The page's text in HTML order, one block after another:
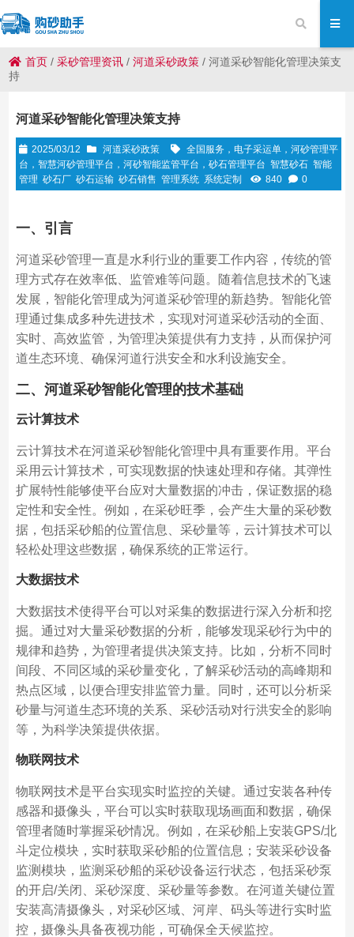
首页 /采砂管理资讯 /河道采砂政策 /河道采砂智能化管理决策支
持
河道采砂智能化管理决策支持
2025/03/12 河道采砂政策
全国服务，电子采运单，河砂管理平
台，智慧河砂管理平台，河砂智能监管平台，砂石管理平台 智慧砂石 智能
管理 砂石厂 砂石运输 砂石销售 管理系统 系统定制 840 0
一、引言
河道采砂管理一直是水利行业的重要工作内容，传统的管
理方式存在效率低、监管难等问题。随着信息技术的飞速
发展，智能化管理成为河道采砂管理的新趋势。智能化管
理通过集成多种先进技术，实现对河道采砂活动的全面、
实时、高效监管，为管理决策提供有力支持，从而保护河
道生态环境、确保河道行洪安全和水利设施安全。
二、河道采砂智能化管理的技术基础
云计算技术
云计算技术在河道采砂智能化管理中具有重要作用。平台
采用云计算技术，可实现数据的快速处理和存储。其弹性
扩展特性能够使平台应对大量数据的冲击，保证数据的稳
定性和安全性。例如，在采砂旺季，会产生大量的采砂数
据，包括采砂船的位置信息、采砂量等，云计算技术可以
轻松处理这些数据，确保系统的正常运行。
大数据技术
大数据技术使得平台可以对采集的数据进行深入分析和挖
掘。通过对大量采砂数据的分析，能够发现采砂行为中的
规律和趋势，为管理者提供决策支持。比如，分析不同时
间段、不同区域的采砂量变化，了解采砂活动的高峰期和
热点区域，以便合理安排监管力量。同时，还可以分析采
砂量与河道生态环境的关系、采砂活动对行洪安全的影响
等，为科学决策提供依据。
物联网技术
物联网技术是平台实现实时监控的关键。通过安装各种传
感器和摄像头，平台可以实时获取现场画面和数据，确保
管理者随时掌握采砂情况。例如，在采砂船上安装GPS/北
斗定位模块，实时获取采砂船的位置信息；安装采砂设备
监测模块，监测采砂船的采砂设备运行状态，包括采砂泵
的开启/关闭、采砂深度、采砂量等参数。在河道关键位置
安装高清摄像头，对采砂区域、河岸、码头等进行实时监
控，摄像头具备夜视功能，可确保全天候监控。